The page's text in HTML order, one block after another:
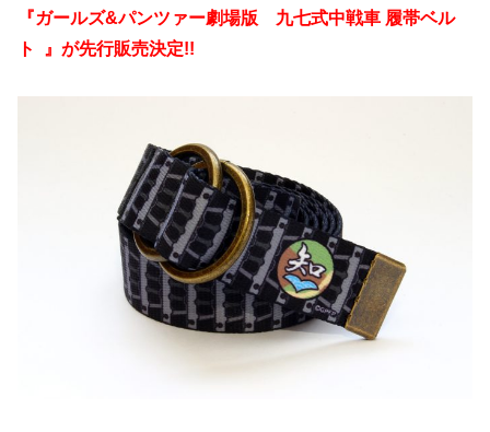
『ガールズ&パンツァー劇場版 九七式中戦車 履帯ベル
ト 』が先行販売決定!!